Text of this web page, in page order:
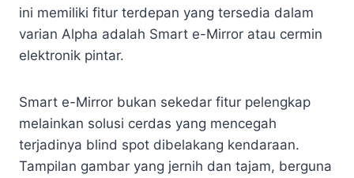
ini memiliki fitur terdepan yang tersedia dalam
varian Alpha adalah Smart e-Mirror atau cermin
elektronik pintar.
Smart e-Mirror bukan sekedar fitur pelengkap
melainkan solusi cerdas yang mencegah
terjadinya blind spot dibelakang kendaraan.
Tampilan gambar yang jernih dan tajam, berguna